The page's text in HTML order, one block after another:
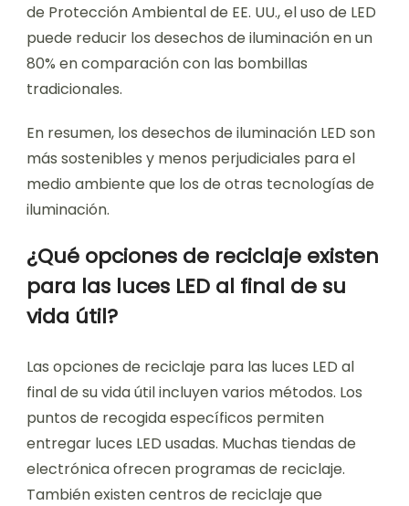
de Protección Ambiental de EE. UU., el uso de LED
puede reducir los desechos de iluminación en un
80% en comparación con las bombillas
tradicionales.
En resumen, los desechos de iluminación LED son
más sostenibles y menos perjudiciales para el
medio ambiente que los de otras tecnologías de
iluminación.
¿Qué opciones de reciclaje existen
para las luces LED al final de su
vida útil?
Las opciones de reciclaje para las luces LED al
final de su vida útil incluyen varios métodos. Los
puntos de recogida específicos permiten
entregar luces LED usadas. Muchas tiendas de
electrónica ofrecen programas de reciclaje.
También existen centros de reciclaje que